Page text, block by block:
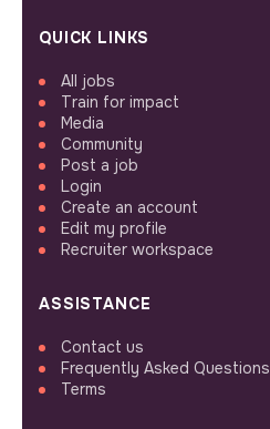
QUICK LINKS
All jobs
Train for impact
Media
Community
Post a job
Login
Create an account
Edit my profile
Recruiter workspace
ASSISTANCE
Contact us
Frequently Asked Questions
Terms